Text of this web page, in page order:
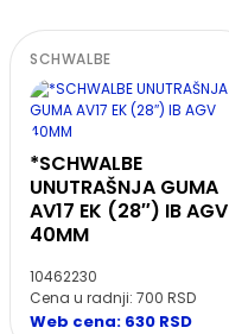
SCHWALBE
*SCHWALBE
UNUTRAŠNJA GUMA
AV17 EK (28″) IB AGV
40MM
10462230
Cena u radnji: 700 RSD
Web cena: 630 RSD